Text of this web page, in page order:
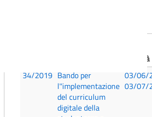
Validità
34/2019 Bando per
l''implementazione
del curriculum
digitale della
03/06/
03/07/